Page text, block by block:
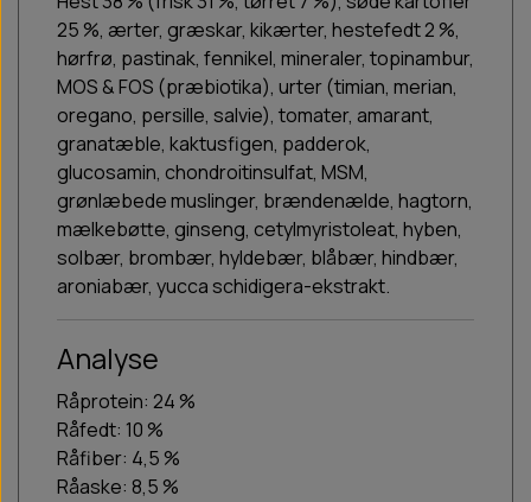
25 %, ærter, græskar, kikærter, hestefedt 2 %,
hørfrø, pastinak, fennikel, mineraler, topinambur,
MOS & FOS (præbiotika), urter (timian, merian,
oregano, persille, salvie), tomater, amarant,
granatæble, kaktusfigen, padderok,
glucosamin, chondroitinsulfat, MSM,
grønlæbede muslinger, brændenælde, hagtorn,
mælkebøtte, ginseng, cetylmyristoleat, hyben,
solbær, brombær, hyldebær, blåbær, hindbær,
aroniabær, yucca schidigera-ekstrakt.
Analyse
Råprotein: 24 %
Råfedt: 10 %
Råfiber: 4,5 %
Råaske: 8,5 %